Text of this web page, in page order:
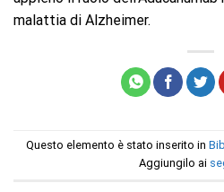
malattia di Alzheimer.
Questo elemento è stato inserito in
Aggiungilo ai